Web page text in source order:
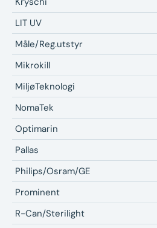
LIT UV
Måle/Reg.utstyr
Mikrokill
MiljøTeknologi
NomaTek
Optimarin
Pallas
Philips/Osram/GE
Prominent
R-Can/Sterilight